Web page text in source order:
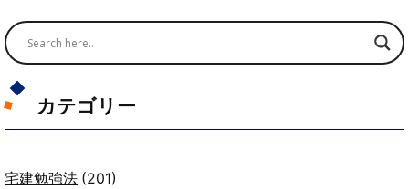
カテゴリー
宅建勉強法 (201)